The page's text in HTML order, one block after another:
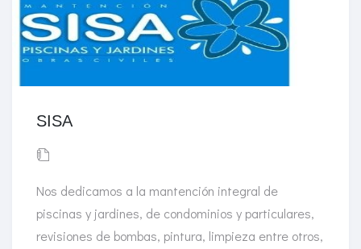
SISA
Nos dedicamos a la mantención integral de
piscinas y jardines, de condominios y particulares,
revisiones de bombas, pintura, limpieza entre otros,